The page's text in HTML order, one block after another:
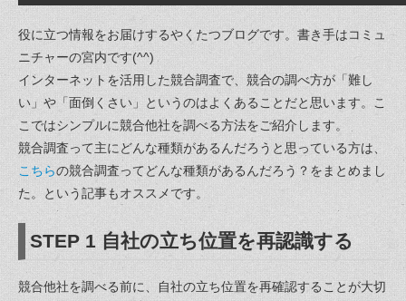
役に立つ情報をお届けするやくたつブログです。書き手はコミュ
ニチャーの宮内です(^^)
インターネットを活用した競合調査で、競合の調べ方が「難し
い」や「面倒くさい」というのはよくあることだと思います。こ
こではシンプルに競合他社を調べる方法をご紹介します。
競合調査って主にどんな種類があるんだろうと思っている方は、
こちらの競合調査ってどんな種類があるんだろう？をまとめまし
た。という記事もオススメです。
STEP 1 自社の立ち位置を再認識する
競合他社を調べる前に、自社の立ち位置を再確認することが大切